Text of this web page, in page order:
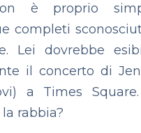
è proprio
completi
Lei dovrebbe
il concerto di
a Times
rabbia?